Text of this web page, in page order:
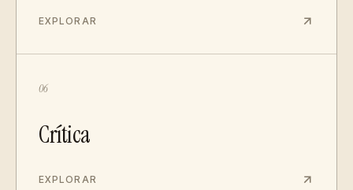
EXPLORAR
06
Crítica
EXPLORAR